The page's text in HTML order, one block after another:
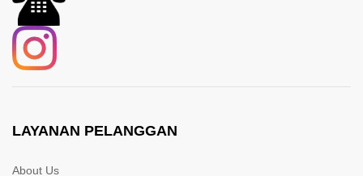
LAYANAN PELANGGAN
About Us